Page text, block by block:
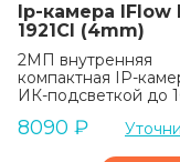
Ip-камера IFlow
1921CI (4mm)
2МП внутренняя
компактная IP-
ИК-подсветкой до
8090 ₽